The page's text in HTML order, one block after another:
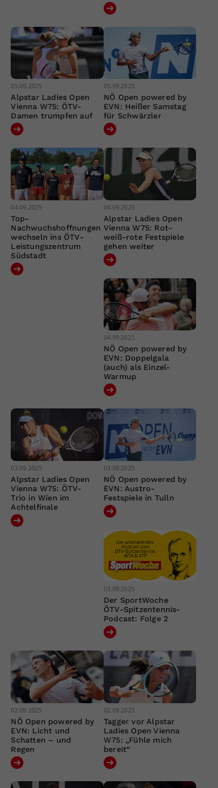
05.09.2025
Alpstar Ladies Open
Vienna W75: ÖTV-
Damen trumpfen auf
05.09.2025
NÖ Open powered by
EVN: Heißer Samstag
für Schwärzler
04.09.2025
Top-
Nachwuchshoffnungen
wechseln ins ÖTV-
Leistungszentrum
Südstadt
04.09.2025
Alpstar Ladies Open
Vienna W75: Rot-
weiß-rote Festspiele
gehen weiter
04.09.2025
NÖ Open powered by
EVN: Doppelgala
(auch) als Einzel-
Warmup
03.09.2025
Alpstar Ladies Open
Vienna W75: ÖTV-
Trio in Wien im
Achtelfinale
03.09.2025
NÖ Open powered by
EVN: Austro-
Festspiele in Tulln
03.09.2025
Der SportWoche
ÖTV-Spitzentennis-
Podcast: Folge 2
02.09.2025
NÖ Open powered by
EVN: Licht und
Schatten – und
Regen
02.09.2025
Tagger vor Alpstar
Ladies Open Vienna
W75: „Fühle mich
bereit“